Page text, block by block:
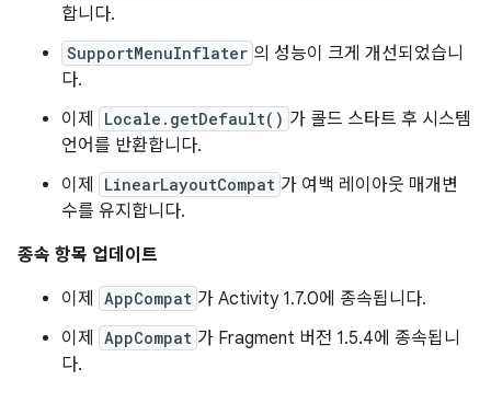
합니다.
SupportMenuInflater 의 성능이 크게 개선되었습니
다.
이제
Locale.getDefault() 가 콜드 스타트 후 시스템
언어를 반환합니다.
이제
LinearLayoutCompat 가 여백 레이아웃 매개변
수를 유지합니다.
종속 항목 업데이트
이제
AppCompat 가 Activity 1.7.0에 종속됩니다.
이제
AppCompat 가 Fragment 버전 1.5.4에 종속됩니
다.